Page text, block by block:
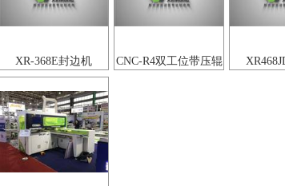
XR-368E封边机 CNC-R4双工位带压辊